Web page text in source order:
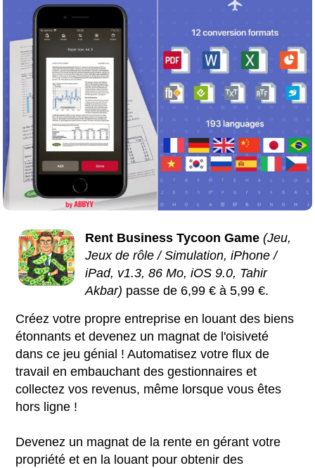
Rent Business Tycoon Game (Jeu,
Jeux de rôle / Simulation, iPhone /
iPad, v1.3, 86 Mo, iOS 9.0, Tahir
Akbar) passe de 6,99 € à 5,99 €.
Créez votre propre entreprise en louant des biens
étonnants et devenez un magnat de l'oisiveté
dans ce jeu génial ! Automatisez votre flux de
travail en embauchant des gestionnaires et
collectez vos revenus, même lorsque vous êtes
hors ligne !
Devenez un magnat de la rente en gérant votre
propriété et en la louant pour obtenir des